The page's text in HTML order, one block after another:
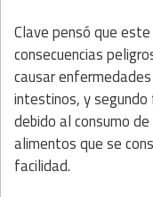
Clave pensó que
consecuencias
causar
intestinos, y
debido al consumo
alimentos que se
facilidad.